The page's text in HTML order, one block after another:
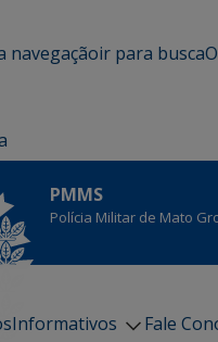
navegaçãoir para busca
PMMS
Polícia Militar de Mato
Informativos
Fale